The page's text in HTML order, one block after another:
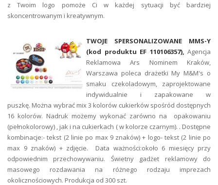
z Twoim logo pomoże Ci w każdej sytuacji być bardziej
skoncentrowanym i kreatywnym.
TWOJE SPERSONALIZOWANE MMS-Y
(kod produktu EF 110106357), Agencja
Reklamowa Ars Nominem Kraków,
Warszawa poleca drażetki My M&M's o
smaku czekoladowym, zaprojektowane
indywidualnie i zapakowane w
puszkę. Można wybrać mix 3 kolorów cukierków spośród dostępnych
16 kolorów. Nadruk możemy wykonać zarówno na opakowaniu
(pełnokolorowy) , jak i na cukierkach ( w kolorze czarnym). . Dostępne
kombinacje:- tekst (2 linie po max 9 znaków) + logo- tekst (2 linie po
max 9 znaków) + zdjęcie. Data ważności:około 6 miesięcy przy
odpowiednim przechowywaniu. Świetny gadżet reklamowy do
masowego rozdawania na różnego rodzaju imprezach
okolicznościowych. Produkcja od 300 szt.